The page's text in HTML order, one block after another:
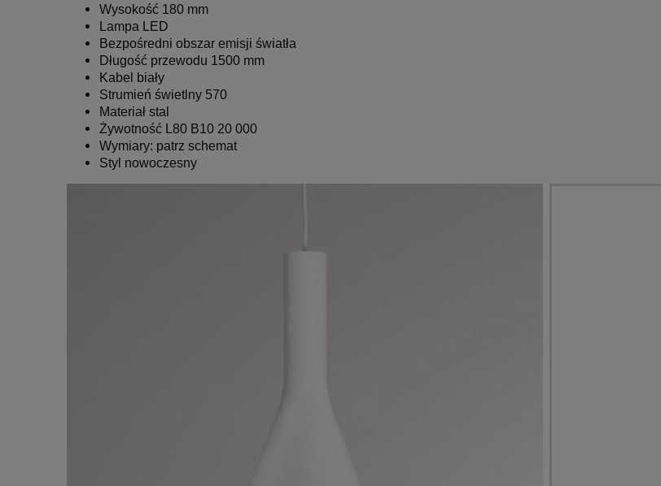
Wysokość 180 mm
Lampa LED
Bezpośredni obszar emisji światła
Długość przewodu 1500 mm
Kabel biały
Strumień świetlny 570
Materiał stal
Żywotność L80 B10 20 000
Wymiary: patrz schemat
Styl nowoczesny